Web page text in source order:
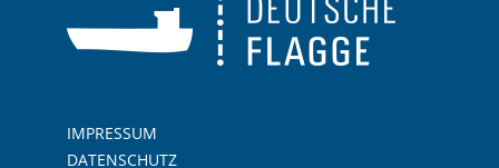
IMPRESSUM
DATENSCHUTZ